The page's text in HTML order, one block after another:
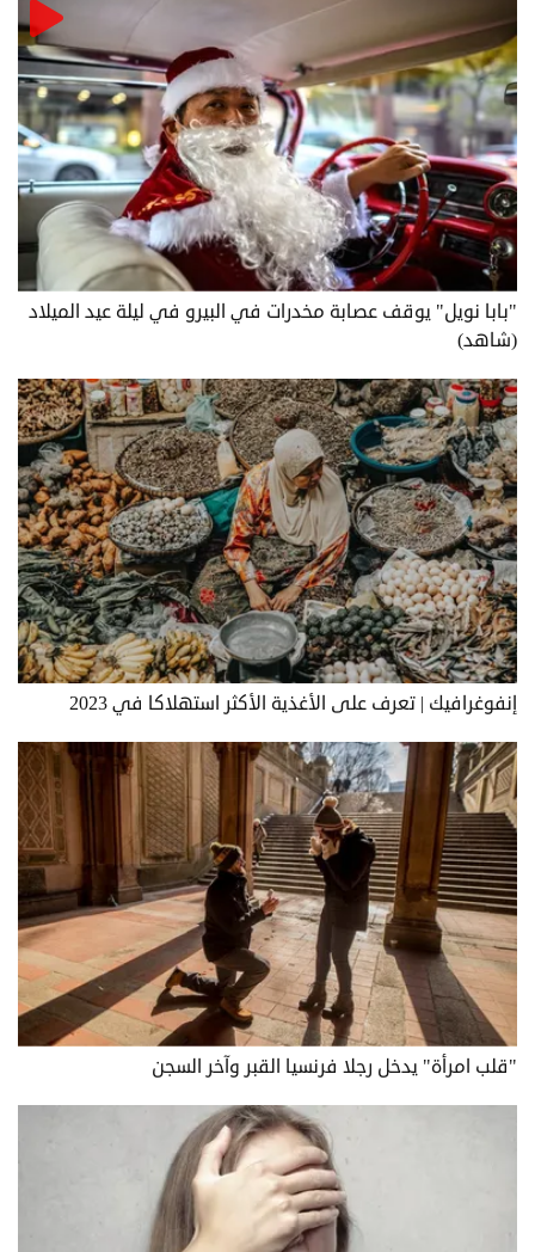
"بابا نويل" يوقف عصابة مخدرات في البيرو في ليلة عيد الميلاد
(شاهد)
إنفوغرافيك | تعرف على الأغذية الأكثر استهلاكا في 2023
"قلب امرأة" يدخل رجلا فرنسيا القبر وآخر السجن